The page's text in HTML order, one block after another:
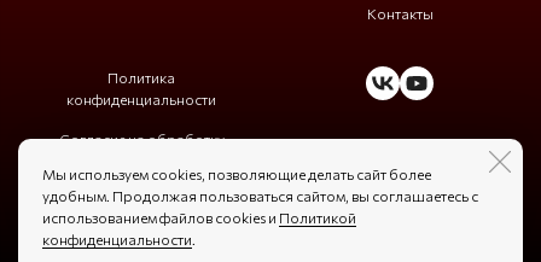
Контакты
Политика
конфиденциальности
Согласие на обработку
Мы используем cookies, позволяющие делать сайт более
удобным. Продолжая пользоваться сайтом, вы соглашаетесь с
использованием файлов cookies и Политикой
конфиденциальности